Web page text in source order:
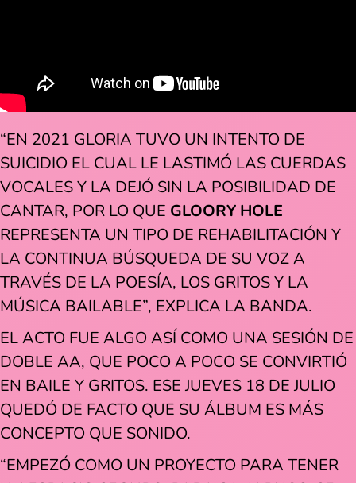
“EN 2021 GLORIA TUVO UN INTENTO DE
SUICIDIO EL CUAL LE LASTIMÓ LAS CUERDAS
VOCALES Y LA DEJÓ SIN LA POSIBILIDAD DE
CANTAR, POR LO QUE GLOORY HOLE
REPRESENTA UN TIPO DE REHABILITACIÓN Y
LA CONTINUA BÚSQUEDA DE SU VOZ A
TRAVÉS DE LA POESÍA, LOS GRITOS Y LA
MÚSICA BAILABLE”, EXPLICA LA BANDA.
EL ACTO FUE ALGO ASÍ COMO UNA SESIÓN DE
DOBLE AA, QUE POCO A POCO SE CONVIRTIÓ
EN BAILE Y GRITOS. ESE JUEVES 18 DE JULIO
QUEDÓ DE FACTO QUE SU ÁLBUM ES MÁS
CONCEPTO QUE SONIDO.
“EMPEZÓ COMO UN PROYECTO PARA TENER